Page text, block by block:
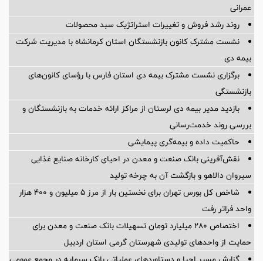
عمرانی
روند رشد فروش و تغییرات استراتژیک سبد محصولات
نشست مشترک کانون بازنشستگان استان کرمانشاه با مدیریت شرکت
بیمه دی
برگزاری نشست مشترک بیمه دی استان فارس با رؤسای کانون‌های
بازنشستگی
بازدید مدیر بیمه دی لرستان از مراکز ارائه خدمات به بازنشستگان و
بررسی روند خدمت‌رسانی
حاکمیت داده و بیمه‌گری پیمایشی
نقش‌آفرینی بانک صنعت و معدن در احیای کارخانه صنایع غذایی
سیروان دالاهو و بازگشت آن به چرخه تولید
شاخص کل بورس تهران برای نخستین بار از مرز ۵ میلیون و ۴۰۰ هزار
واحد فراتر رفت
اختصاص ۲۸۰ میلیارد تومان تسهیلات بانک صنعت و معدن برای
حمایت از واحدهای تولیدی شهرستان گرمی استان اردبیل